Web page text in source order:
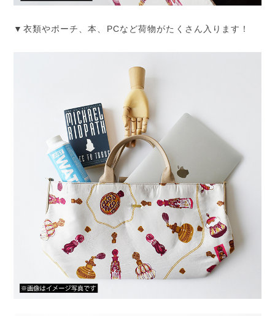
▼衣類やポーチ、本、PCなど荷物がたくさん入ります！